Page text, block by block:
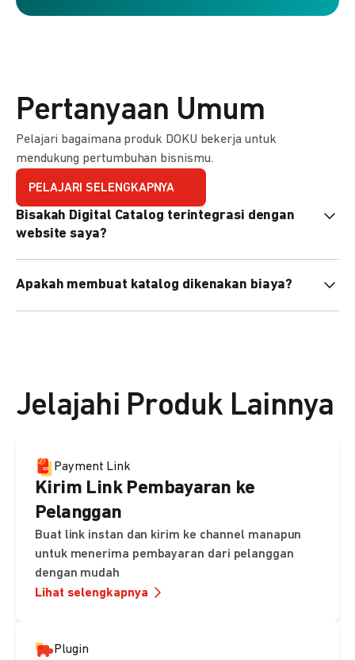
Pertanyaan Umum
Pelajari bagaimana produk DOKU bekerja untuk
mendukung pertumbuhan bisnismu.
PELAJARI SELENGKAPNYA
Bisakah Digital Catalog terintegrasi dengan
website saya?
atau menyematkan QR code di website Anda.
Apakah membuat katalog dikenakan biaya?
Jelajahi Produk Lainnya
Payment Link
Kirim Link Pembayaran ke
Pelanggan
Buat link instan dan kirim ke channel manapun
untuk menerima pembayaran dari pelanggan
dengan mudah
Lihat selengkapnya
Plugin